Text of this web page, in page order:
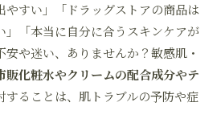
やすい」「ドラッグストアの商品は
」「本当に自分に合うスキンケアが
や迷い、ありませんか？敏感肌・
販化粧水やクリームの配合成分やテ
ることは、 肌トラブルの予防や症